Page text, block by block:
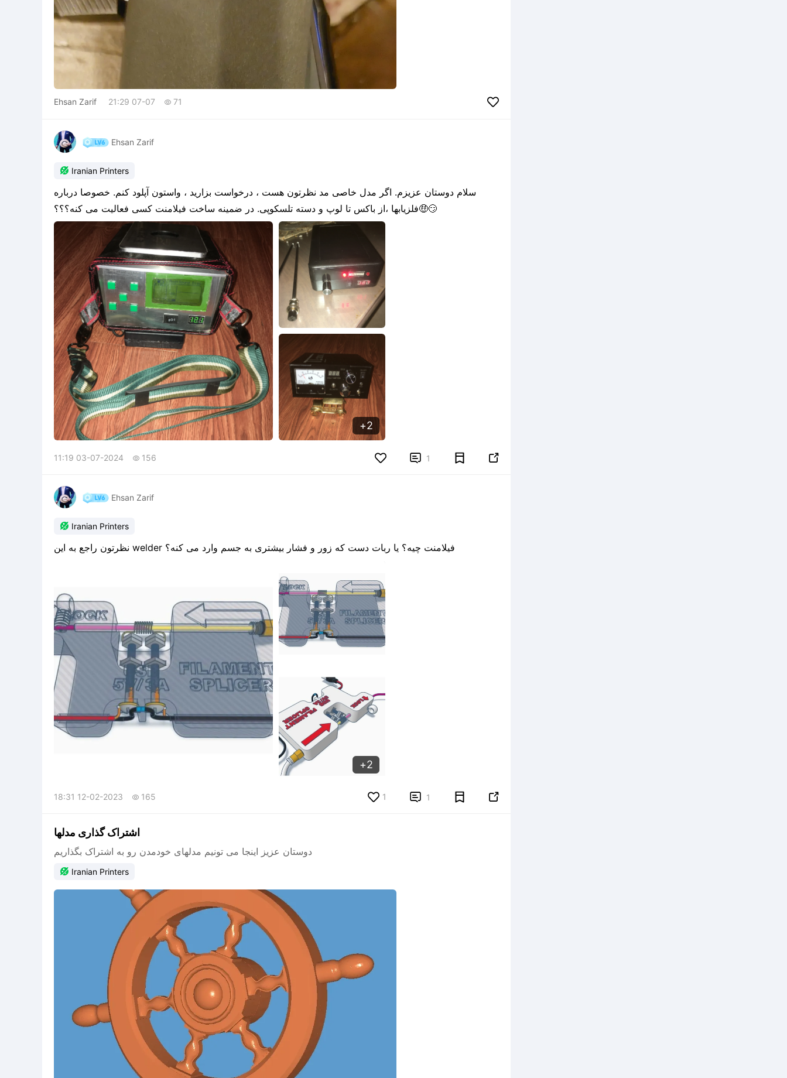
Ehsan Zarif 21:29 07-07  71
Ehsan Zarif
 Iranian Printers
سلام دوستان عزیزم. اگر مدل خاصی مد نظرتون هست ، درخواست بزارید ، واستون آپلود کنم. خصوصا درباره
فلزیابها ،از باکس تا لوپ و دسته تلسکوپی. در ضمینه ساخت فیلامنت کسی فعالیت می کنه؟؟؟🤑😏
2
2
11:19 03-07-2024  156  1 
Ehsan Zarif
 Iranian Printers
نظرتون راجع به این welder فیلامنت چیه؟ یا ربات دست که زور و فشار بیشتری به جسم وارد می کنه؟
2
18:31 12-02-2023  165 1  1 
اشتراک گذاری مدلها
دوستان عزیز اینجا می تونیم مدلهای خودمدن رو به اشتراک بگذاریم
 Iranian Printers